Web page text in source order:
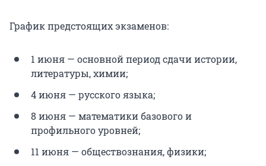
График предстоящих экзаменов:
1 июня — основной период сдачи истории,
литературы, химии;
4 июня — русского языка;
8 июня — математики базового и
профильного уровней;
11 июня — обществознания, физики;